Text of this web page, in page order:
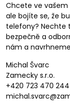
Chcete ve
ale bojíte se, že
telefony? Nechte
bezpečně a
nám a
Michal Švarc
Zamecky s.r.o.
+420 723 470 244